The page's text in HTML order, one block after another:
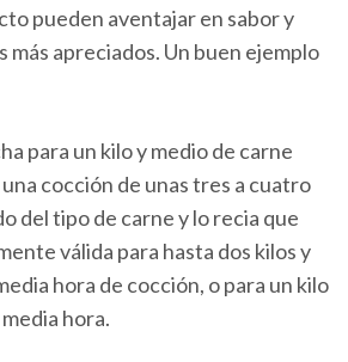
pueden aventajar en sabor y
más apreciados. Un buen ejemplo
para un kilo y medio de carne
cocción de unas tres a cuatro
del tipo de carne y lo recia que
válida para hasta dos kilos y
hora de cocción, o para un kilo
hora.